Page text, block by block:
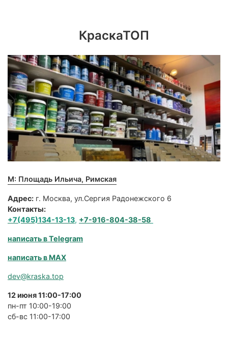
КраскаТОП
М: Площадь Ильича, Римская
Адрес: г. Москва, ул.Сергия Радонежского 6
Контакты:
+7(495)134-13-13, +7-916-804-38-58
написать в Telegram
написать в MAX
dev@kraska.top
12 июня 11:00-17:00
пн-пт 10:00-19:00
сб-вс 11:00-17:00